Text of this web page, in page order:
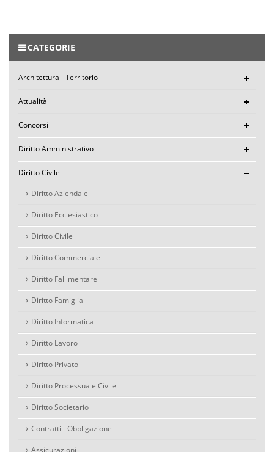
CATEGORIE
Architettura - Territorio
Attualità
Concorsi
Diritto Amministrativo
Diritto Civile
Diritto Aziendale
Diritto Ecclesiastico
Diritto Civile
Diritto Commerciale
Diritto Fallimentare
Diritto Famiglia
Diritto Informatica
Diritto Lavoro
Diritto Privato
Diritto Processuale Civile
Diritto Societario
Contratti - Obbligazione